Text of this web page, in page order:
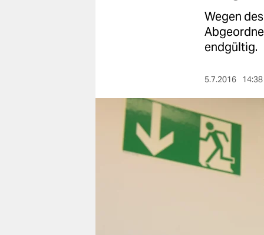
berlin
nord
wahrheit
Wegen
endgültig.
5.7.2016